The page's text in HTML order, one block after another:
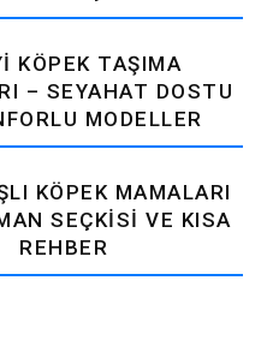
KÖPEK TAŞIMA
– SEYAHAT DOSTU
MODELLER
KÖPEK MAMALARI
SEÇKISI VE KISA
REHBER